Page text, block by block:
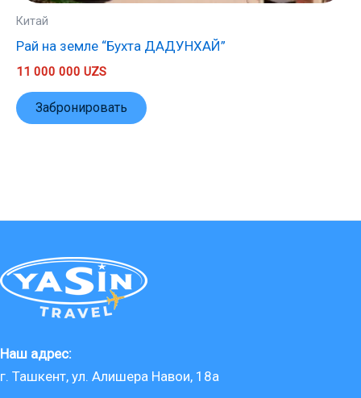
Китай
Рай на земле “Бухта ДАДУНХАЙ”
11 000 000 UZS
Забронировать
Наш адрес:
г. Ташкент, ул. Алишера Навои, 18a